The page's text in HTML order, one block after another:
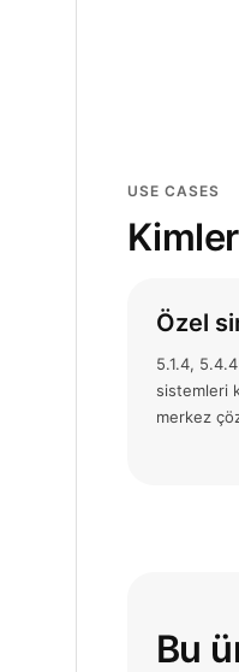
USE CASES
Özel
5.1.4,
sistemleri
merkez
Bu